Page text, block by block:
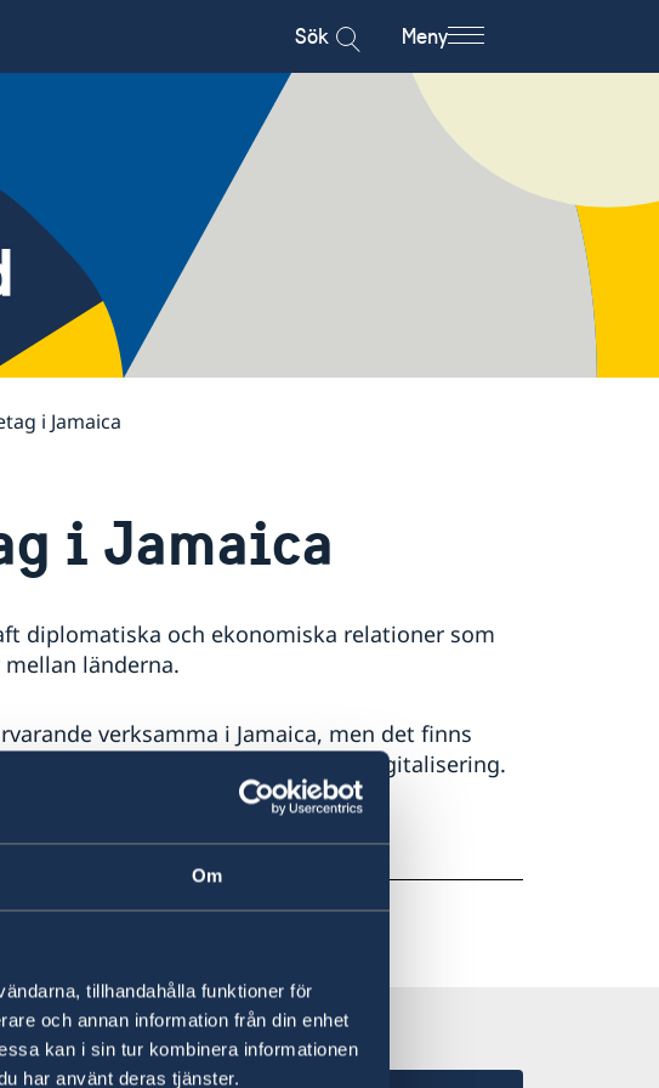
Om
tillhandahålla funktioner för
och annan information från din enhet
kan i sin tur kombinera informationen
har använt deras tjänster.
Sök Meny
i Jamaica
i Jamaica
diplomatiska och ekonomiska relationer som
länderna.
verksamma i Jamaica, men det finns
hamn- och logistik och digitalisering.